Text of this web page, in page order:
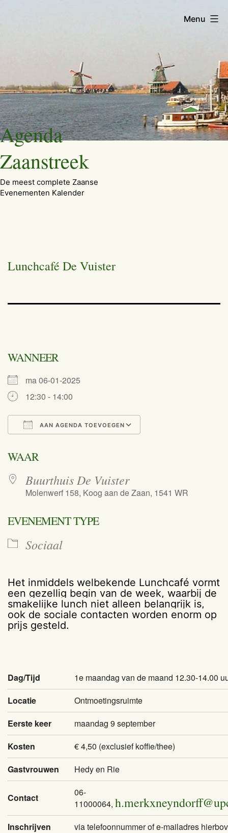
Ga
naar
de
inhoud
Agenda
Zaanstreek
De meest complete Zaanse
Evenementen Kalender
Menu
Lunchcafé De Vuister
WANNEER
ma 06-01-2025
12:30 - 14:00
AAN AGENDA TOEVOEGEN
WAAR
Buurthuis De Vuister
Molenwerf 158, Koog aan de Zaan, 1541 WR
EVENEMENT TYPE
Sociaal
Het inmiddels welbekende Lunchcafé vormt
een gezellig begin van de week, waarbij de
smakelijke lunch niet alleen belangrijk is,
ook de sociale contacten worden enorm op
prijs gesteld.
Dag/Tijd
1e maandag van de maand 12.30-14.00
Locatie
Ontmoetingsruimte
Eerste keer
maandag 9 september
Kosten
€ 4,50 (exclusief koffie/thee)
Gastvrouwen
Hedy en Rie
Contact
06-
11000064,
Inschrijven via telefoonnummer of e-mailadres